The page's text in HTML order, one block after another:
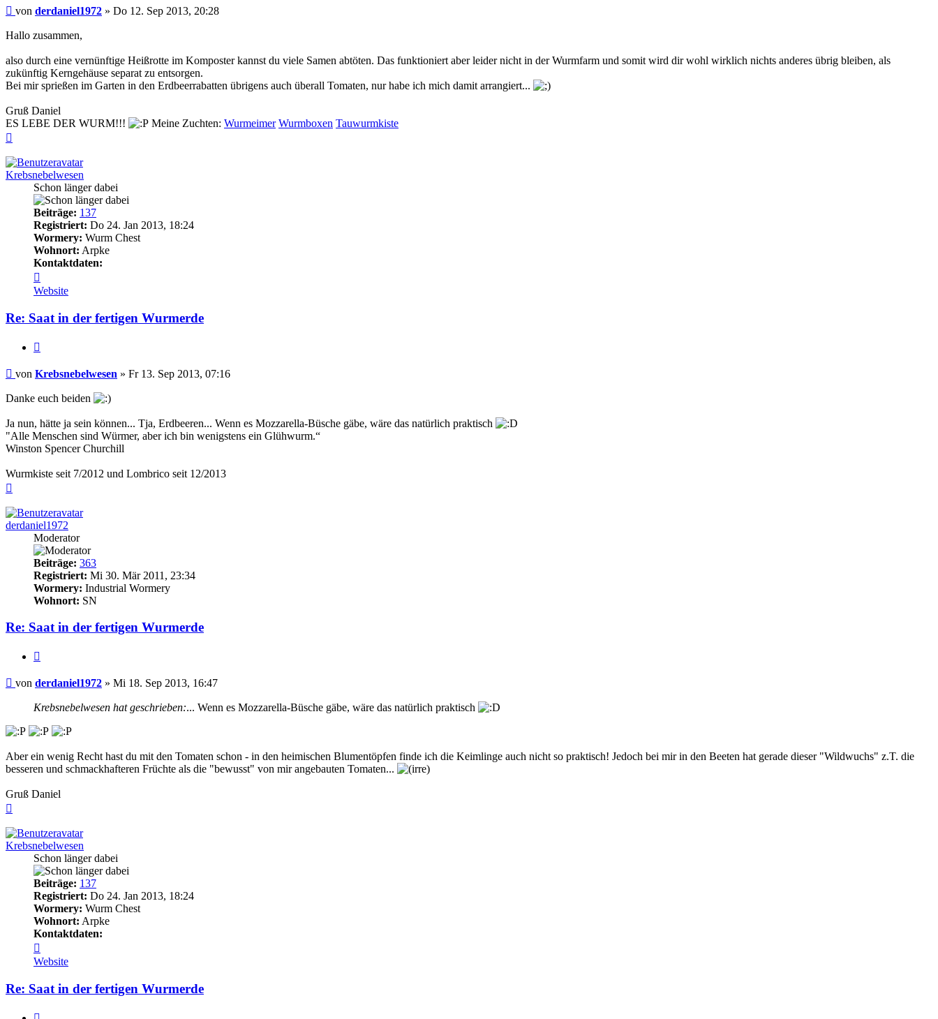
Beitrag
von derdaniel1972 » Do 12. Sep 2013, 20:28
Hallo zusammen,
also durch eine vernünftige Heißrotte im Komposter kannst du viele Samen abtöten. Das funktioniert aber leider nicht in der Wurmfarm und somit wird dir wohl wirklich nichts anderes übrig bleiben, als
zukünftig Kerngehäuse separat zu entsorgen.
Bei mir sprießen im Garten in den Erdbeerrabatten übrigens auch überall Tomaten, nur habe ich mich damit arrangiert...
Gruß Daniel
ES LEBE DER WURM!!!
Meine Zuchten: Wurmeimer Wurmboxen Tauwurmkiste
Krebsnebelwesen
Schon länger dabei
Beiträge: 137
Registriert: Do 24. Jan 2013, 18:24
Wormery: Wurm Chest
Wohnort: Arpke
Kontaktdaten:
von
Krebsnebelwesen
Website
Re: Saat in der fertigen Wurmerde
Beitrag
von Krebsnebelwesen » Fr 13. Sep 2013, 07:16
Danke euch beiden
Ja nun, hätte ja sein können... Tja, Erdbeeren... Wenn es Mozzarella-Büsche gäbe, wäre das natürlich praktisch
"Alle Menschen sind Würmer, aber ich bin wenigstens ein Glühwurm.“
Winston Spencer Churchill
Wurmkiste seit 7/2012 und Lombrico seit 12/2013
derdaniel1972
Moderator
Beiträge: 363
Registriert: Mi 30. Mär 2011, 23:34
Wormery: Industrial Wormery
Wohnort: SN
Re: Saat in der fertigen Wurmerde
Beitrag
von derdaniel1972 » Mi 18. Sep 2013, 16:47
Krebsnebelwesen hat geschrieben:... Wenn es Mozzarella-Büsche gäbe, wäre das natürlich praktisch
Aber ein wenig Recht hast du mit den Tomaten schon - in den heimischen Blumentöpfen finde ich die Keimlinge auch nicht so praktisch! Jedoch bei mir in den Beeten hat gerade dieser "Wildwuchs" z.T. die
besseren und schmackhafteren Früchte als die "bewusst" von mir angebauten Tomaten...
Gruß Daniel
Krebsnebelwesen
Schon länger dabei
Beiträge: 137
Registriert: Do 24. Jan 2013, 18:24
Wormery: Wurm Chest
Wohnort: Arpke
Kontaktdaten:
von
Krebsnebelwesen
Website
Re: Saat in der fertigen Wurmerde